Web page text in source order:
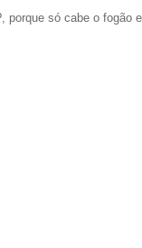
porque só cabe o fogão